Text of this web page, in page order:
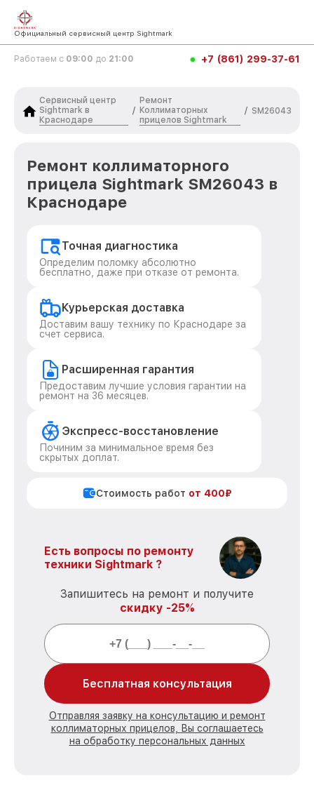
Официальный сервисный центр Sightmark
Работаем с 09:00 до 21:00 +7 (861) 299-37-61
Сервисный центр
Sightmark в
Краснодаре
/
Ремонт
Коллиматорных
прицелов Sightmark
/ SM26043
Ремонт коллиматорного
прицела Sightmark SM26043 в
Краснодаре
Точная диагностика
Определим поломку абсолютно
бесплатно, даже при отказе от ремонта.
Курьерская доставка
Доставим вашу технику по Краснодаре за
счет сервиса.
Расширенная гарантия
Предоставим лучшие условия гарантии на
ремонт на 36 месяцев.
Экспресс-восстановление
Починим за минимальное время без
скрытых доплат.
Стоимость работ от 400₽
Есть вопросы по ремонту
техники Sightmark ?
Запишитесь на ремонт и получите
скидку -25%
Бесплатная консультация
Отправляя заявку на консультацию и ремонт
коллиматорных прицелов, Вы соглашаетесь
на обработку персональных данных